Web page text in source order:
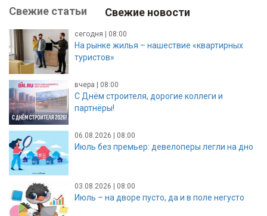
Свежие статьи Свежие новости
сегодня | 08:00
На рынке жилья – нашествие «квартирных
туристов»
вчера | 08:00
С Днём строителя, дорогие коллеги и
партнёры!
06.08.2026 | 08:00
Июль без премьер: девелоперы легли на дно
03.08.2026 | 08:00
Июль – на дворе пусто, да и в поле негусто